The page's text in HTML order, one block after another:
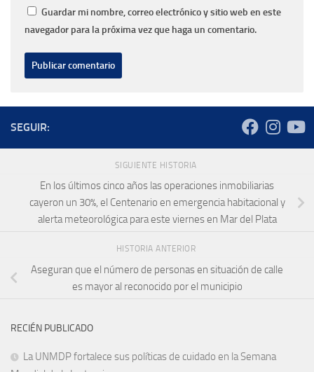
Guardar mi nombre, correo electrónico y sitio web en este
navegador para la próxima vez que haga un comentario.
SEGUIR:
SIGUIENTE HISTORIA
En los últimos cinco años las operaciones inmobiliarias
cayeron un 30%, el Centenario en emergencia habitacional y
alerta meteorológica para este viernes en Mar del Plata
HISTORIA ANTERIOR
Aseguran que el número de personas en situación de calle
es mayor al reconocido por el municipio
RECIÉN PUBLICADO
La UNMDP fortalece sus políticas de cuidado en la Semana